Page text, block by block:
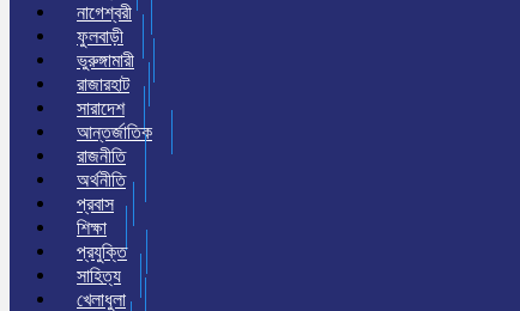
নাগেশ্বরী
ফুলবাড়ী
ভুরুঙ্গামারী
রাজারহাট
সারাদেশ
আন্তর্জাতিক
রাজনীতি
অর্থনীতি
প্রবাস
শিক্ষা
প্রযুক্তি
সাহিত্য
খেলাধুলা